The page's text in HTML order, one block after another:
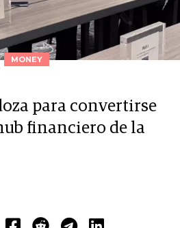
MONEY
para convertirse
financiero de la